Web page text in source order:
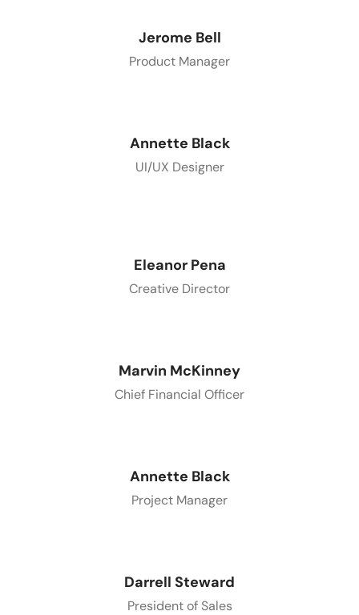
Jerome Bell
Product Manager
Annette Black
UI/UX Designer
Eleanor Pena
Creative Director
Marvin McKinney
Chief Financial Officer
Annette Black
Project Manager
Darrell Steward
President of Sales